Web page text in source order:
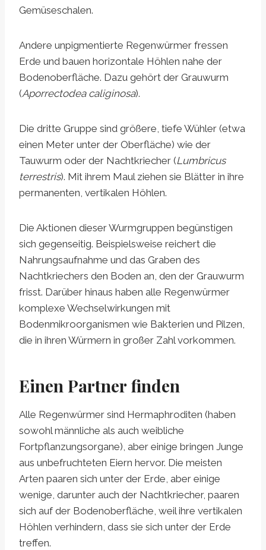
Gemüseschalen.
Andere unpigmentierte Regenwürmer fressen
Erde und bauen horizontale Höhlen nahe der
Bodenoberfläche. Dazu gehört der Grauwurm
(Aporrectodea caliginosa).
Die dritte Gruppe sind größere, tiefe Wühler (etwa
einen Meter unter der Oberfläche) wie der
Tauwurm oder der Nachtkriecher (Lumbricus
terrestris). Mit ihrem Maul ziehen sie Blätter in ihre
permanenten, vertikalen Höhlen.
Die Aktionen dieser Wurmgruppen begünstigen
sich gegenseitig. Beispielsweise reichert die
Nahrungsaufnahme und das Graben des
Nachtkriechers den Boden an, den der Grauwurm
frisst. Darüber hinaus haben alle Regenwürmer
komplexe Wechselwirkungen mit
Bodenmikroorganismen wie Bakterien und Pilzen,
die in ihren Würmern in großer Zahl vorkommen.
Einen Partner finden
Alle Regenwürmer sind Hermaphroditen (haben
sowohl männliche als auch weibliche
Fortpflanzungsorgane), aber einige bringen Junge
aus unbefruchteten Eiern hervor. Die meisten
Arten paaren sich unter der Erde, aber einige
wenige, darunter auch der Nachtkriecher, paaren
sich auf der Bodenoberfläche, weil ihre vertikalen
Höhlen verhindern, dass sie sich unter der Erde
treffen.